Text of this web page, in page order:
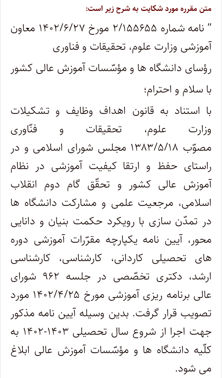
متن مقرره مورد شکایت به شرح زیر است:
” نامه شماره ۲/۱۵۵۶۵۵ مورخ ۱۴۰۲/۶/۲۷ معاون
آموزشی وزارت علوم، تحقیقات و فناوری
رؤسای دانشگاه ها و مؤسّسات آموزش عالی کشور
با سلام و احترام؛
با استناد به قانون اهداف وظایف و تشکیلات
وزارت علوم، تحقیقات و فنّاوری
مصوّب ۱۳۸۳/۵/۱۸ مجلس شورای اسلامی و در
راستای حفظ و ارتقا کیفیت آموزشی در نظام
آموزش عالی کشور و تحقّق گام دوم انقلاب
اسلامی، مرجعیت علمی و مشارکت دانشگاه ها
در تمدّن سازی با رویکرد حکمت بنیان و دانایی
محور، آیین نامه یکپارچه مقرّرات آموزشی دوره
های تحصیلی کاردانی، کارشناسی، کارشناسی
ارشد، دکتری تخصّصی در جلسه ۹۶۲ شورای
عالی برنامه ریزی آموزشی مورخ ۱۴۰۲/۴/۲۵ مورد
تصویب قرار گرفت. بدین وسیله آیین نامه مذکور
جهت اجرا از شروع سال تحصیلی ۱۴۰۳-۱۴۰۲ به
کلّیه دانشگاه ها و مؤسّسات آموزش عالی ابلاغ
می شود.